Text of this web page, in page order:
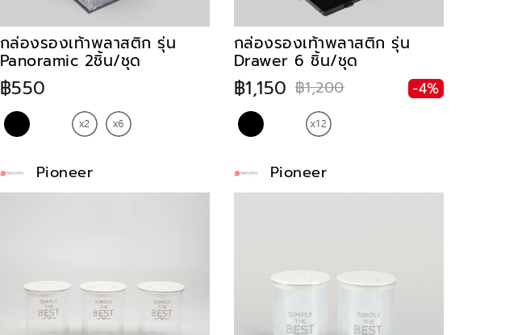
กล่องรองเท้าพลาสติก รุ่น
Panoramic 2ชิ้น/ชุด
฿550
กล่องรองเท้าพลาสติก รุ่น
Drawer 6 ชิ้น/ชุด
฿1,150 ฿1,200 -4%
Pioneer Pioneer